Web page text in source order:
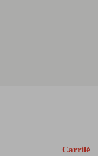
Carrilé